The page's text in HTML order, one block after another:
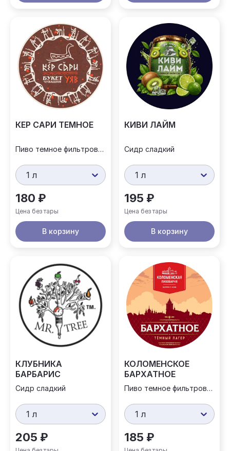
КЕР САРИ ТЕМНОЕ
Пиво темное фильтрованное
1 л
180 ₽
Цена без тары
В корзину
КИВИ ЛАЙМ
Сидр сладкий
1 л
195 ₽
Цена без тары
В корзину
КЛУБНИКА
БАРБАРИС
Сидр сладкий
1 л
205 ₽
КОЛОМЕНСКОЕ
БАРХАТНОЕ
Пиво темное фильтрованное
1 л
185 ₽